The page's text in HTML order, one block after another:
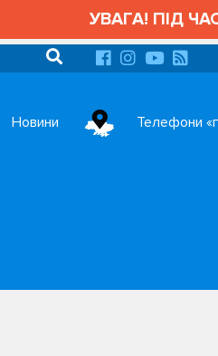
УВАГА! ПІД ЧАС
Новини Телефони